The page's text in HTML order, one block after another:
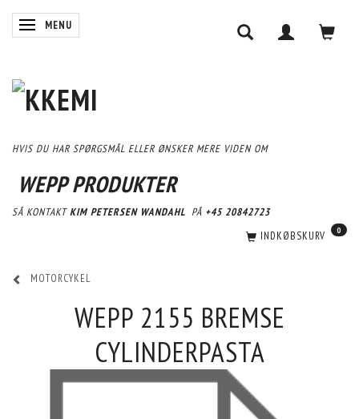
SKIFTE NAVIGATION
MENU
HVIS DU HAR SPØRGSMÅL ELLER ØNSKER MERE VIDEN OM
WEPP PRODUKTER
SÅ KONTAKTKIM PETERSEN WANDAHL PÅ +45 20842723
INDKØBSKURV
0
MOTORCYKEL
WEPP 2155 BREMSE
CYLINDERPASTA